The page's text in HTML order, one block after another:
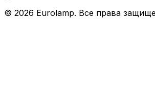
© 2026 Eurolamp. Все права